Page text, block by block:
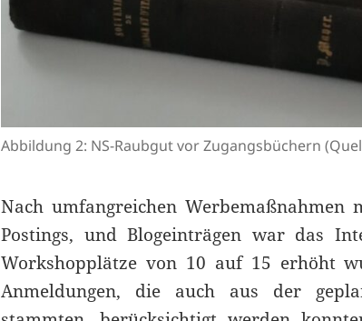
Abbildung 2: NS-Raubgut vor Zugangsbüchern
Nach umfangreichen Werbemaßnahmen
Postings, und Blogeinträgen war das
Workshopplätze von 10 auf 15 erhöht
Anmeldungen, die auch aus der